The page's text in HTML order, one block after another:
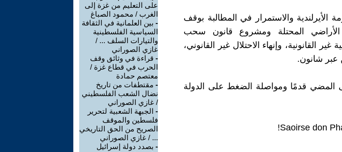
والاستمرار في المطالبة بوقف
المحتلة ومشروع قانون سحب
القانونية، وإنهاء الاحتلال غير القانوني،
عبر شانون.
المضي قدمًا ومواصلة الضغط على الدولة
على التعليم من غزة إلى
الغرب / محمود الصباغ
- بين العلمانية في الثقافة
السياسية الفلسطينية
والتيارات السلف ... /
غازي الصوراني
- قراءة في وثائق وقف
الحرب في قطاع غزة /
معتصم حمادة
- مقتطفات من تاريخ
نضال الشعب الفلسطيني
/ غازي الصوراني
- الجبهة الشعبية لتحرير
فلسطين والموقف
الصريح من الحق التاريخي
... / غازي الصوراني
- بصدد دولة إسرائيل